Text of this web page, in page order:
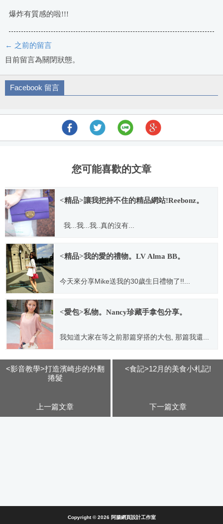
爆炸有質感的啦!!!
評
論
導
← 之前的留言
目前留言為關閉狀態。
Facebook 留言
您可能喜歡的文章
<精品>讓我把持不住的精品網站!Reebonz。
我...我...我..真的沒有...
2013.03.20
<精品>我的愛的禮物。LV Alma BB。
今天來分享Mike送我的30歲生日禮物了!!...
2014.03.09
<愛包>私物。Nancy珍藏手拿包分享。
我知道大家在等之前那篇穿搭的大包, 那篇我還...
<影音教學>打造濱崎步的外翻
捲髮
上一篇文章
<食記>12月的美食小札記!
下一篇文章
Copyright © 2026 阿腸網頁設計工作室